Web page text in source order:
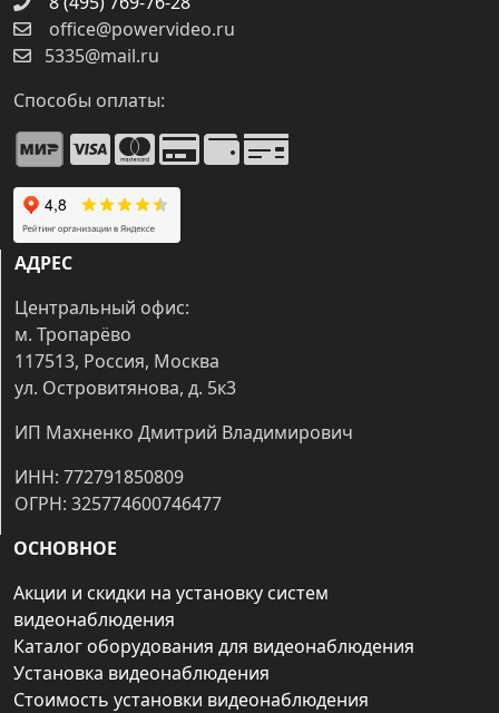
office@powervideo.ru
5335@mail.ru
Способы оплаты:
АДРЕС
Центральный офис:
м. Тропарёво
117513, Россия, Москва
ул. Островитянова, д. 5к3
ИП Махненко Дмитрий Владимирович
ИНН: 772791850809
ОГРН: 325774600746477
ОСНОВНОЕ
Акции и скидки на установку систем
видеонаблюдения
Каталог оборудования для видеонаблюдения
Установка видеонаблюдения
Стоимость установки видеонаблюдения